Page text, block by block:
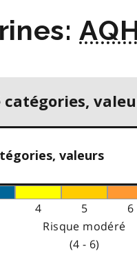
valeurs
4 5 6
Risque modéré
(4 - 6)